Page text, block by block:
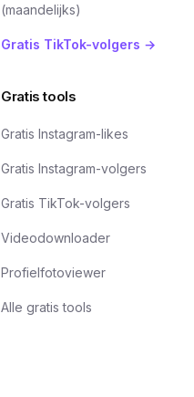
(maandelijks)
Gratis TikTok-volgers →
Gratis tools
Gratis Instagram-likes
Gratis Instagram-volgers
Gratis TikTok-volgers
Videodownloader
Profielfotoviewer
Alle gratis tools